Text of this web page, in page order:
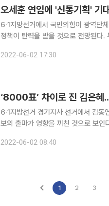
오세훈 연임에 '신통기획'
6·1지방선거에서 국민의힘이 광역단
정책이 탄력을 받을 것으로 전망된다.
세훈 당선인이 오세훈표 재개발·재건
2022-06-02 17:30
‘8000표’ 차이로 진 김은
6·1지방선거 경기지사 선거에서 김
보의 출마가 영향을 끼친 것으로 보인
시 30분 현재 중앙선거관리위원회에
2022-06-02 08:40
1 2 3